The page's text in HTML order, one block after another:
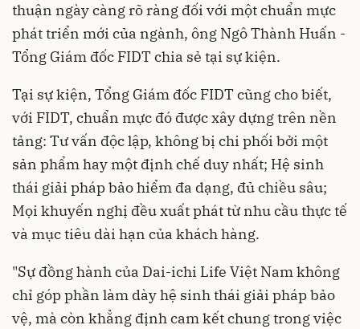
thuận ngày càng rõ ràng đối với một chuẩn mực
phát triển mới của ngành, ông Ngô Thành Huấn -
Tổng Giám đốc FIDT chia sẻ tại sự kiện.
Tại sự kiện, Tổng Giám đốc FIDT cũng cho biết,
với FIDT, chuẩn mực đó được xây dựng trên nền
tảng: Tư vấn độc lập, không bị chi phối bởi một
sản phẩm hay một định chế duy nhất; Hệ sinh
thái giải pháp bảo hiểm đa dạng, đủ chiều sâu;
Mọi khuyến nghị đều xuất phát từ nhu cầu thực tế
và mục tiêu dài hạn của khách hàng.
"Sự đồng hành của Dai-ichi Life Việt Nam không
chỉ góp phần làm dày hệ sinh thái giải pháp bảo
vệ, mà còn khẳng định cam kết chung trong việc